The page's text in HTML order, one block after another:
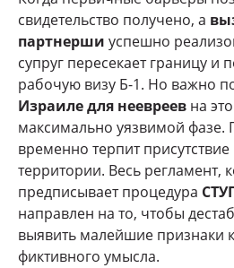
свидетельство получено, а
партнерши успешно
супруг пересекает границу и
рабочую визу Б-1. Но важно
Израиле для неевреев на
максимально уязвимой фазе.
временно терпит
территории. Весь регламент,
предписывает процедура
направлен на то, чтобы
выявить малейшие признаки
фиктивного умысла.